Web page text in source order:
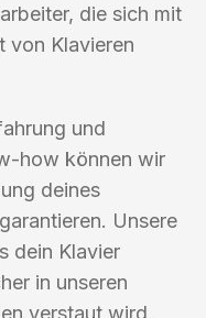
die sich mit
von Klavieren
und
how können wir
deines
Unsere
dein Klavier
in unseren
verstaut wird.